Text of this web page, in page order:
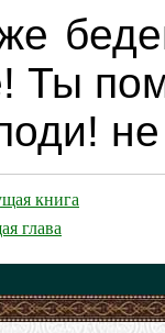
Ты
книга
глава